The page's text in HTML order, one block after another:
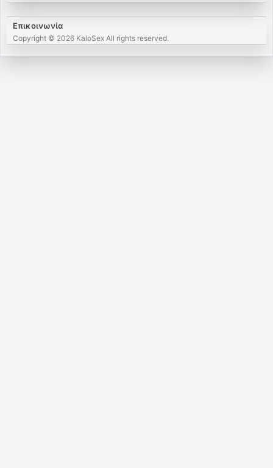
Επικοινωνία
Copyright © 2026 KaloSex All rights reserved.